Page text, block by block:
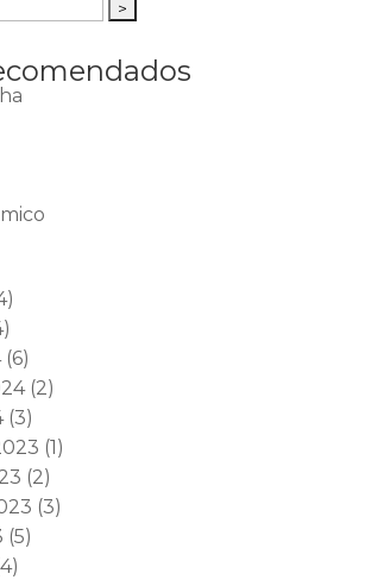
(6)
(2)
(3)
(1)
(2)
(3)
(5)